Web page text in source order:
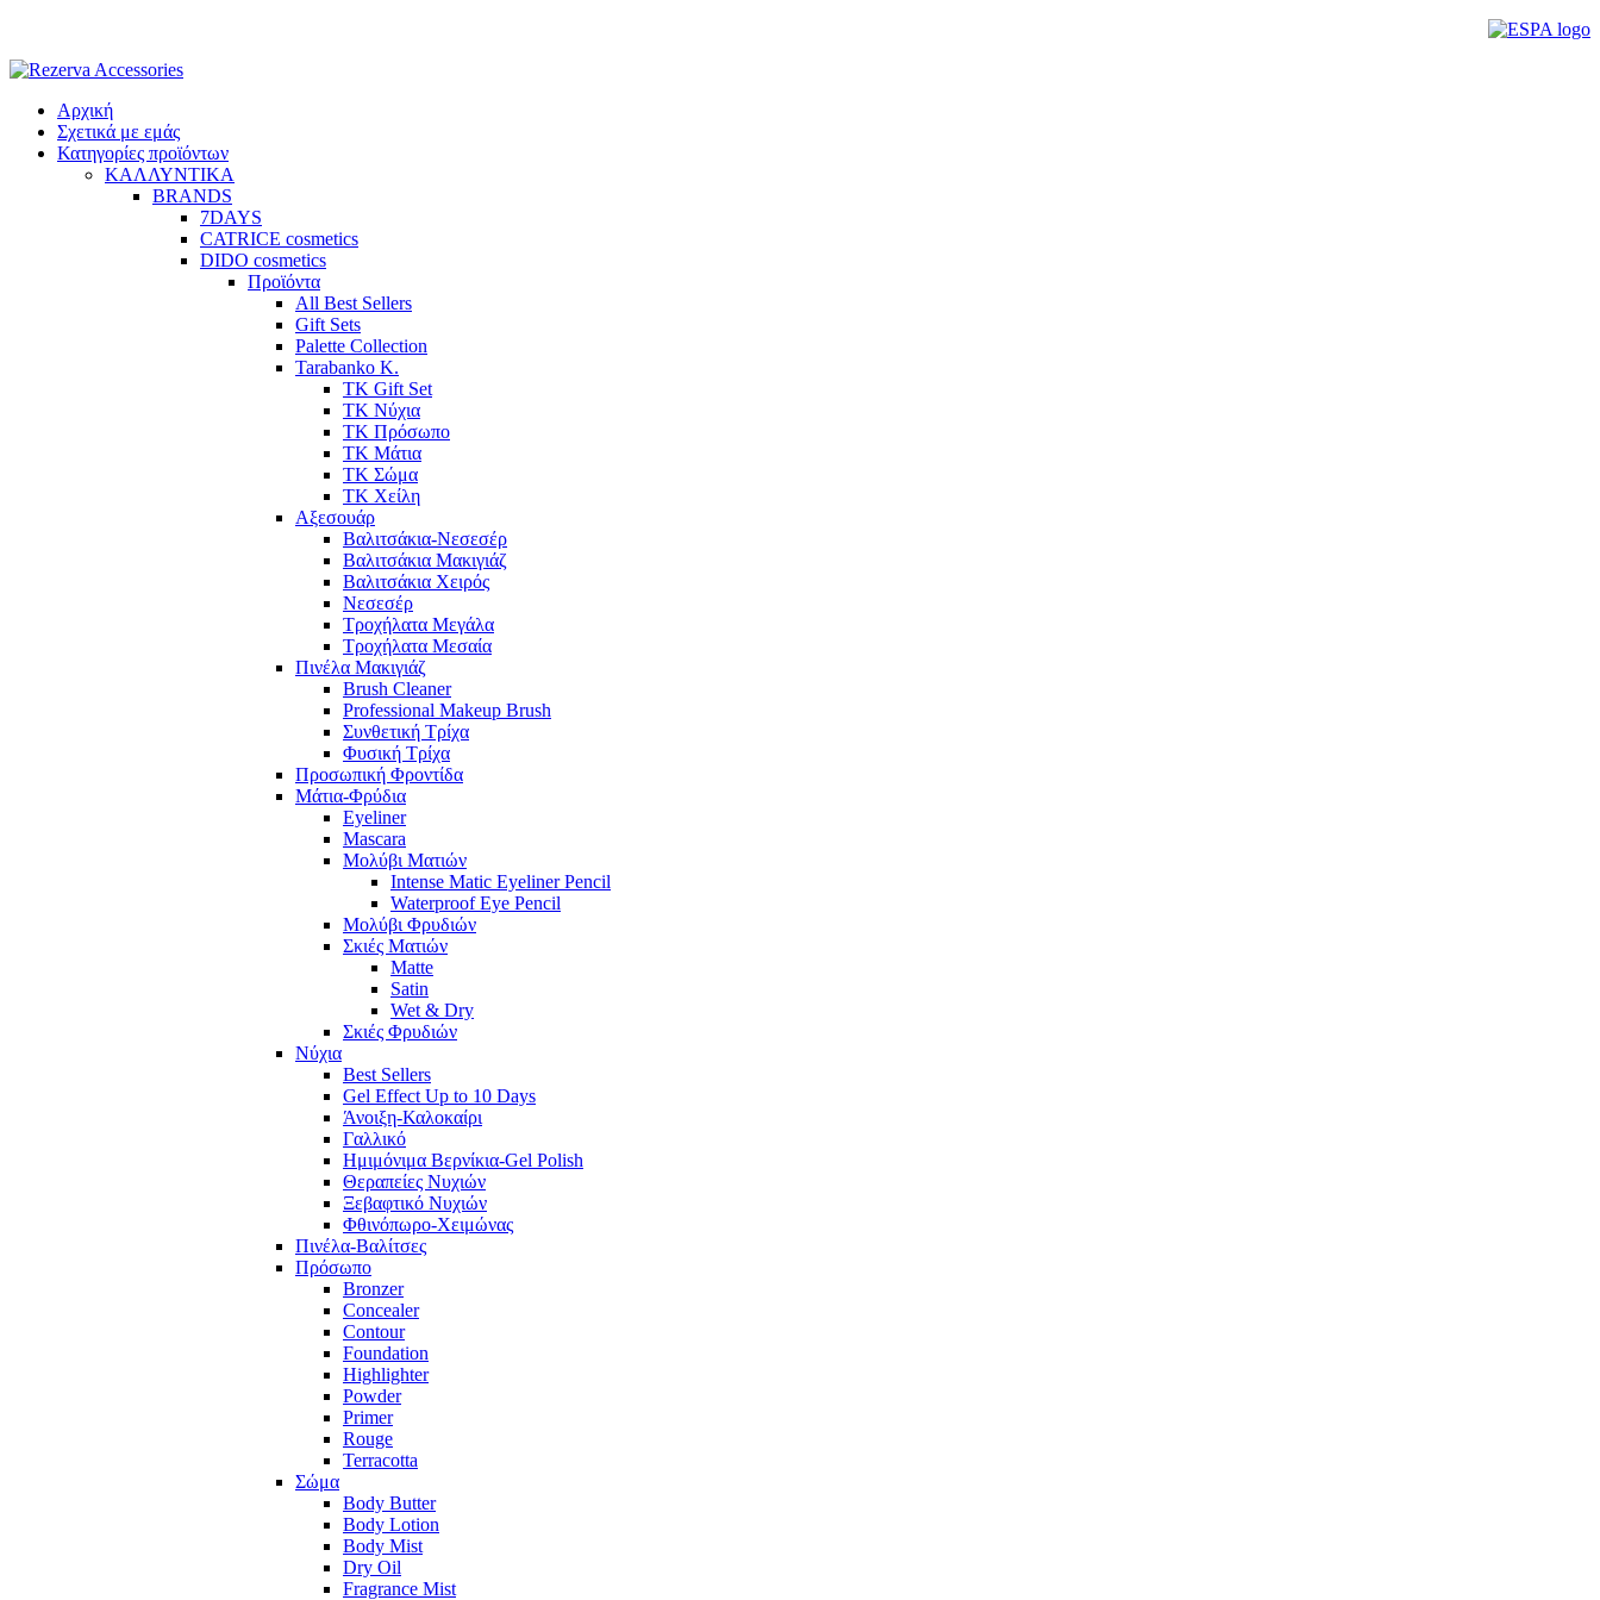
content
Αρχική
Σχετικά με εμάς
Κατηγορίες προϊόντων
ΚΑΛΛΥΝΤΙΚΑ
BRANDS
7DAYS
CATRICE cosmetics
DIDO cosmetics
Προϊόντα
All Best Sellers
Gift Sets
Palette Collection
Tarabanko K.
TK Gift Set
TK Νύχια
TK Πρόσωπο
ΤΚ Μάτια
ΤΚ Σώμα
ΤΚ Χείλη
Αξεσουάρ
Βαλιτσάκια-Νεσεσέρ
Βαλιτσάκια Μακιγιάζ
Βαλιτσάκια Χειρός
Νεσεσέρ
Τροχήλατα Μεγάλα
Τροχήλατα Μεσαία
Πινέλα Μακιγιάζ
Brush Cleaner
Professional Makeup Brush
Συνθετική Τρίχα
Φυσική Τρίχα
Προσωπική Φροντίδα
Μάτια-Φρύδια
Eyeliner
Mascara
Μολύβι Ματιών
Intense Matic Eyeliner Pencil
Waterproof Eye Pencil
Μολύβι Φρυδιών
Σκιές Ματιών
Matte
Satin
Wet & Dry
Σκιές Φρυδιών
Νύχια
Best Sellers
Gel Effect Up to 10 Days
Άνοιξη-Καλοκαίρι
Γαλλικό
Ημιμόνιμα Βερνίκια-Gel Polish
Θεραπείες Νυχιών
Ξεβαφτικό Νυχιών
Φθινόπωρο-Χειμώνας
Πινέλα-Βαλίτσες
Πρόσωπο
Bronzer
Concealer
Contour
Foundation
Highlighter
Powder
Primer
Rouge
Terracotta
Σώμα
Body Butter
Body Lotion
Body Mist
Dry Oil
Fragrance Mist